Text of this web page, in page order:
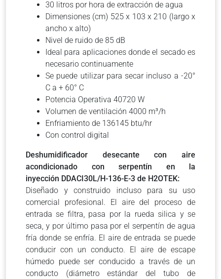
30 litros por hora de extracción de agua
Dimensiones (cm) 525 x 103 x 210 (largo x
ancho x alto)
Nivel de ruido de 85 dB
Ideal para aplicaciones donde el secado es
necesario continuamente
Se puede utilizar para secar incluso a -20°
C a + 60° C
Potencia Operativa 40720 W
Volumen de ventilación 4000 m³/h
Enfriamiento de 136145 btu/hr
Con control digital
Deshumidificador desecante con aire
acondicionado con serpentín en la
inyección DDACI30L/H-136-E-3 de H2OTEK:
Diseñado y construido incluso para su uso
comercial profesional. El aire del proceso de
entrada se filtra, pasa por la rueda silica y se
seca, y por último pasa por el serpentín de agua
fría donde se enfría. El aire de entrada se puede
conducir con un conducto. El aire de escape
húmedo puede ser conducido a través de un
conducto (diámetro estándar del tubo de